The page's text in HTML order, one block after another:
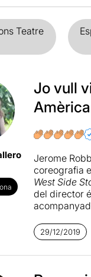
Teatre
Jo vull
Amèrica
Jerome
coreografia
West Side
del director
lletres
el llibret
Tots quatre
29/12/2019